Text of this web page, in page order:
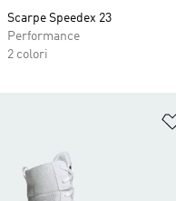
Scarpe Speedex 23
Performance
2 colori